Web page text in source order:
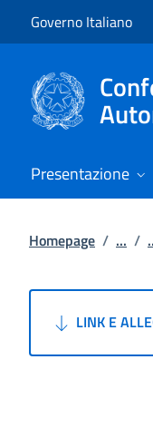
Governo Italiano
Presentazione
Homepage / ... /
LINK E